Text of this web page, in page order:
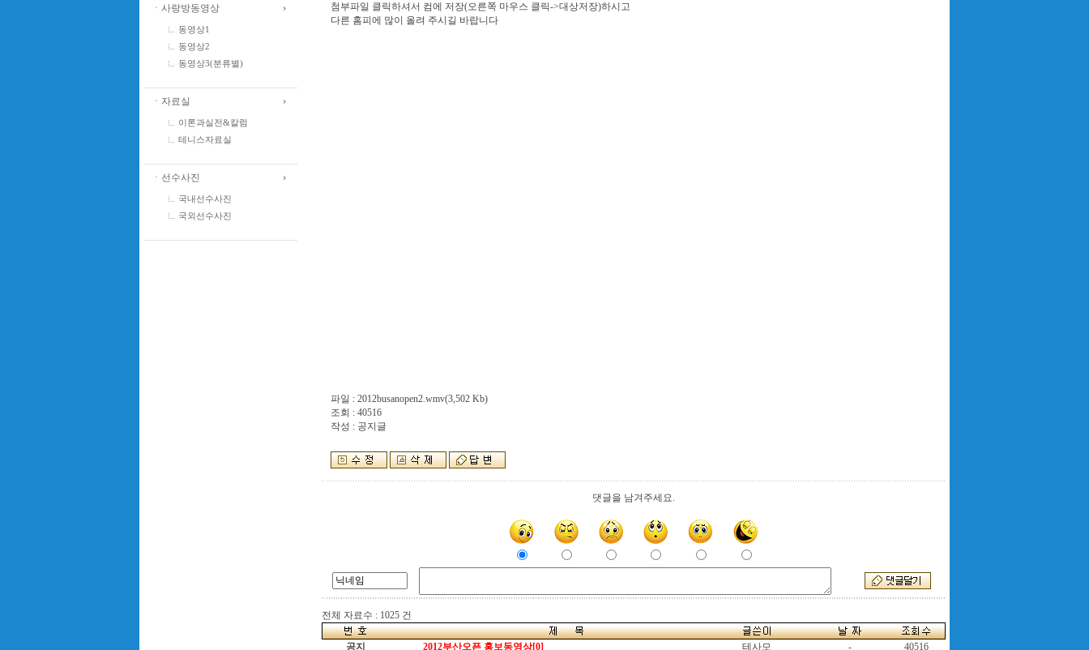
ㆍ사랑방동영상
동영상1
동영상2
동영상3(분류별)
ㆍ자료실
이론과실전&칼럼
테니스자료실
ㆍ선수사진
국내선수사진
국외선수사진
첨부파일 클릭하셔서 컴에 저장(오른쪽 마우스 클릭->대상저장)하시고
다른 홈피에 많이 올려 주시길 바랍니다
파일 : 2012busanopen2.wmv(3,502 Kb)
조회 : 40516
작성 : 공지글
댓글을 남겨주세요.
전체 자료수 : 1025 건
공지 2012부산오픈 홍보동영상[0] 테사모 -
40516